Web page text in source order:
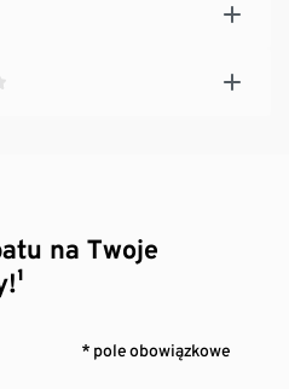
na Twoje
* pole obowiązkowe